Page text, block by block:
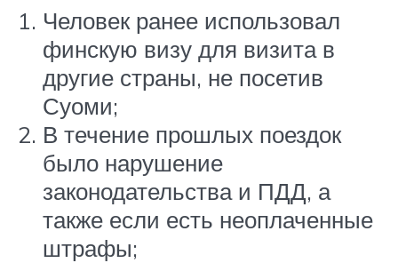
Человек ранее использовал
финскую визу для визита в
другие страны, не посетив
Суоми;
В течение прошлых поездок
было нарушение
законодательства и ПДД, а
также если есть неоплаченные
штрафы;